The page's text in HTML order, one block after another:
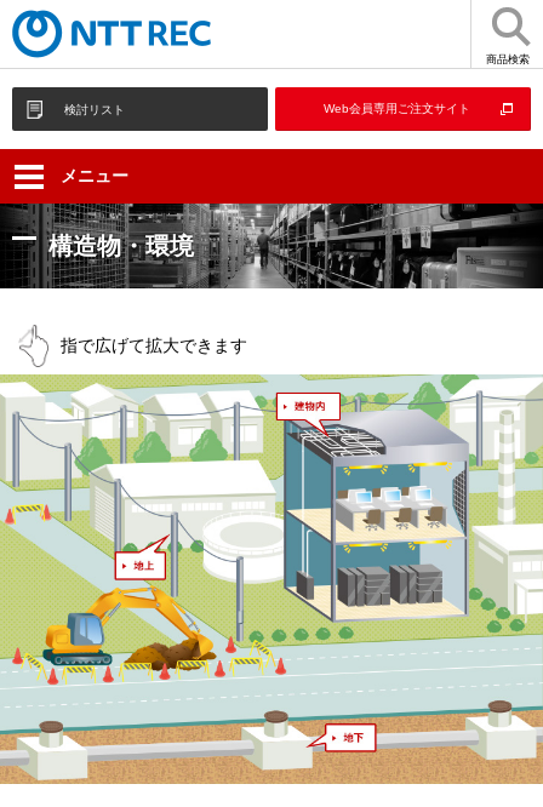
商品検索
検討リスト Web会員専用ご注文サイト
メニュー
構造物・環境
指で広げて拡大できます